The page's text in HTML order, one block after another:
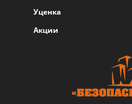
Уценка
Акции